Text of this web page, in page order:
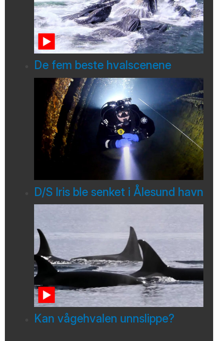
De fem beste hvalscenene
D/S Iris ble senket i Ålesund havn
Kan vågehvalen unnslippe?